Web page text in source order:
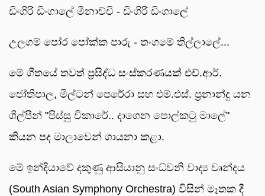
ඩිංගිරි ඩිංගාලේ මීනාච්චි - ඩිංගිරි ඩිංගාලේ
උලගම් පෝර පෝක්ක පාරු - තංගමේ තිල්ලාලේ...
මේ ගීතයේ තවත් ප්‍රසිද්ධ සංස්කරණයක් එච්.ආර්.
ජෝතිපාල, මිල්ටන් පෙරේරා සහ එම්.එස්. ප්‍රනාන්දු යන
ශිල්පීන් "පිස්සු විකාරේ.. දාගෙන පොල්කටු මාලේ"
කියන පද මාලාවෙන් ගායනා කළා.
මේ ඉන්දියාවේ දකුණු ආසියානු සංධ්වනි වාද්‍ය වෘන්දය
(South Asian Symphony Orchestra) විසින් මෑතක දී